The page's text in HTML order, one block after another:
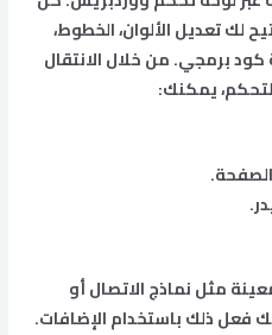
لك تعديل الألوان، الخطوط،
كود برمجي. من خلال الانتقال
يمكنك:
مثل نماذج الاتصال أو
فعل ذلك باستخدام الإضافات.